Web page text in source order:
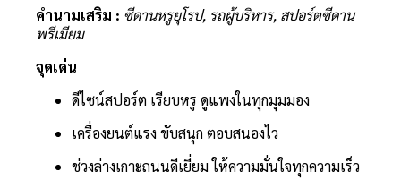
คำนามเสริม : ซีดานหรูยุโรป, รถผู้บริหาร, สปอร์ตซีดาน
พรีเมียม
จุดเด่น
ดีไซน์สปอร์ต เรียบหรู ดูแพงในทุกมุมมอง
เครื่องยนต์แรง ขับสนุก ตอบสนองไว
ช่วงล่างเกาะถนนดีเยี่ยม ให้ความมั่นใจทุกความเร็ว